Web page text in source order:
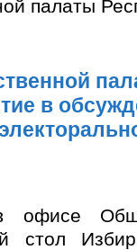
палаты
в
стол